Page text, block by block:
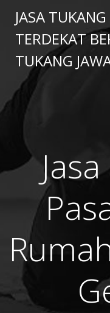
JASA
TERDEKAT
TUKANG